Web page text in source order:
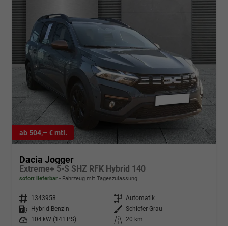
ab 504,– € mtl.
Dacia Jogger
Extreme+ 5-S SHZ RFK Hybrid 140
sofort lieferbar Fahrzeug mit Tageszulassung
Fahrzeugnr. 1343958 Getriebe Automatik
Kraftstoff
Hybrid Benzin Außenfarbe Schiefer-Grau
Leistung
104 kW (141 PS) Kilometerstand
20 km